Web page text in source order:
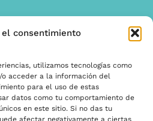
el consentimiento
utilizamos tecnologías como
acceder a la información del
para el uso de estas
datos como tu comportamiento de
en este sitio. Si no das tu
afectar negativamente a ciertas